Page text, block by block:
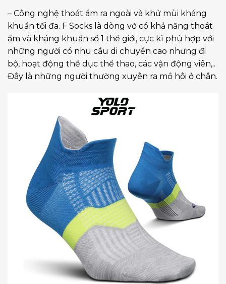
– Công nghệ thoát ẩm ra ngoài và khử mùi kháng
khuẩn tối đa. F Socks là dòng vớ có khả năng thoát
ẩm và kháng khuẩn số 1 thế giới, cực kì phù hợp với
những người có nhu cầu di chuyển cao nhưng đi
bộ, hoạt động thể dục thể thao, các vận động viên,..
Đây là những người thường xuyên ra mồ hôi ở chân.